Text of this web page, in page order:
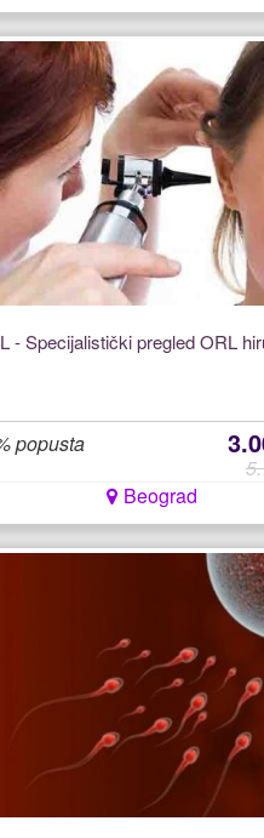
- Specijalistički pregled ORL
popusta
Beograd